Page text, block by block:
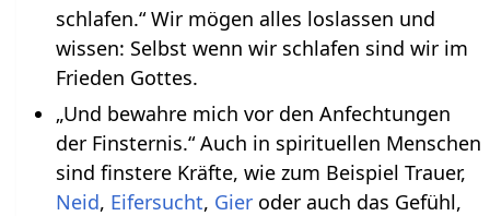
schlafen.“ Wir mögen alles loslassen und
wissen: Selbst wenn wir schlafen sind wir im
Frieden Gottes.
„Und bewahre mich vor den Anfechtungen
der Finsternis.“ Auch in spirituellen Menschen
sind finstere Kräfte, wie zum Beispiel Trauer,
Neid, Eifersucht, Gieroder auch das Gefühl,